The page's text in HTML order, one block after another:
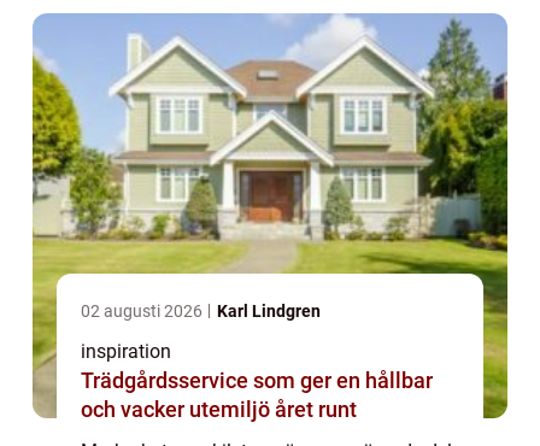
02 augusti 2026 Karl Lindgren
inspiration
Trädgårdsservice som ger en hållbar
och vacker utemiljö året runt